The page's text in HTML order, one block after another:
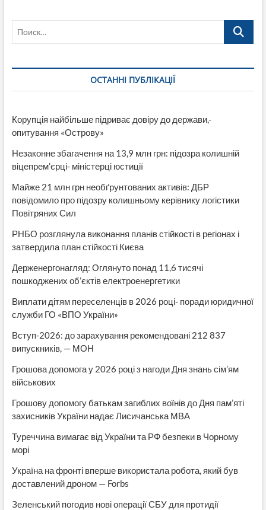
Поиск…
ОСТАННІ ПУБЛІКАЦІЇ
Корупція найбільше підриває довіру до держави,-
опитування «Острову»
Незаконне збагачення на 13,9 млн грн: підозра колишній
віцепрем’єрці- міністерці юстиції
Майже 21 млн грн необґрунтованих активів: ДБР
повідомило про підозру колишньому керівнику логістики
Повітряних Сил
РНБО розглянула виконання планів стійкості в регіонах і
затвердила план стійкості Києва
Держенергонагляд: Оглянуто понад 11,6 тисячі
пошкоджених об’єктів електроенергетики
Виплати дітям переселенців в 2026 році- поради юридичної
служби ГО «ВПО України»
Вступ-2026: до зарахування рекомендовані 212 837
випускників, — МОН
Грошова допомога у 2026 році з нагоди Дня знань сім’ям
військових
Грошову допомогу батькам загиблих воїнів до Дня пам’яті
захисників України надає Лисичанська МВА
Туреччина вимагає від України та РФ безпеки в Чорному
морі
Україна на фронті вперше використала робота, який був
доставлений дроном — Forbs
Зеленський погодив нові операції СБУ для протидії